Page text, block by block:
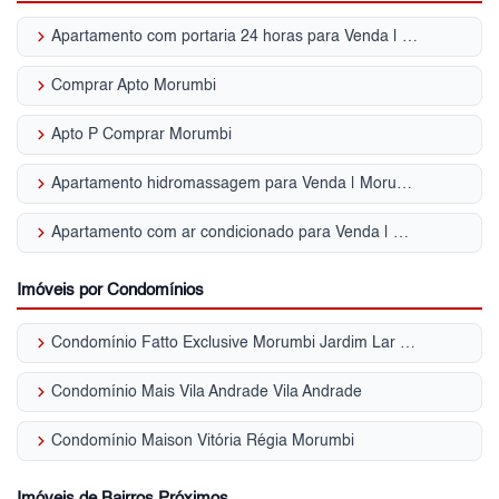
keyboard_arrow_right Apartamento com portaria 24 horas para Venda | Morumbi
keyboard_arrow_right Comprar Apto Morumbi
keyboard_arrow_right Apto P Comprar Morumbi
keyboard_arrow_right Apartamento hidromassagem para Venda | Morumbi
keyboard_arrow_right Apartamento com ar condicionado para Venda | Morumbi
Imóveis por Condomínios
keyboard_arrow_right Condomínio Fatto Exclusive Morumbi Jardim Lar São Paulo
keyboard_arrow_right Condomínio Mais Vila Andrade Vila Andrade
keyboard_arrow_right Condomínio Maison Vitória Régia Morumbi